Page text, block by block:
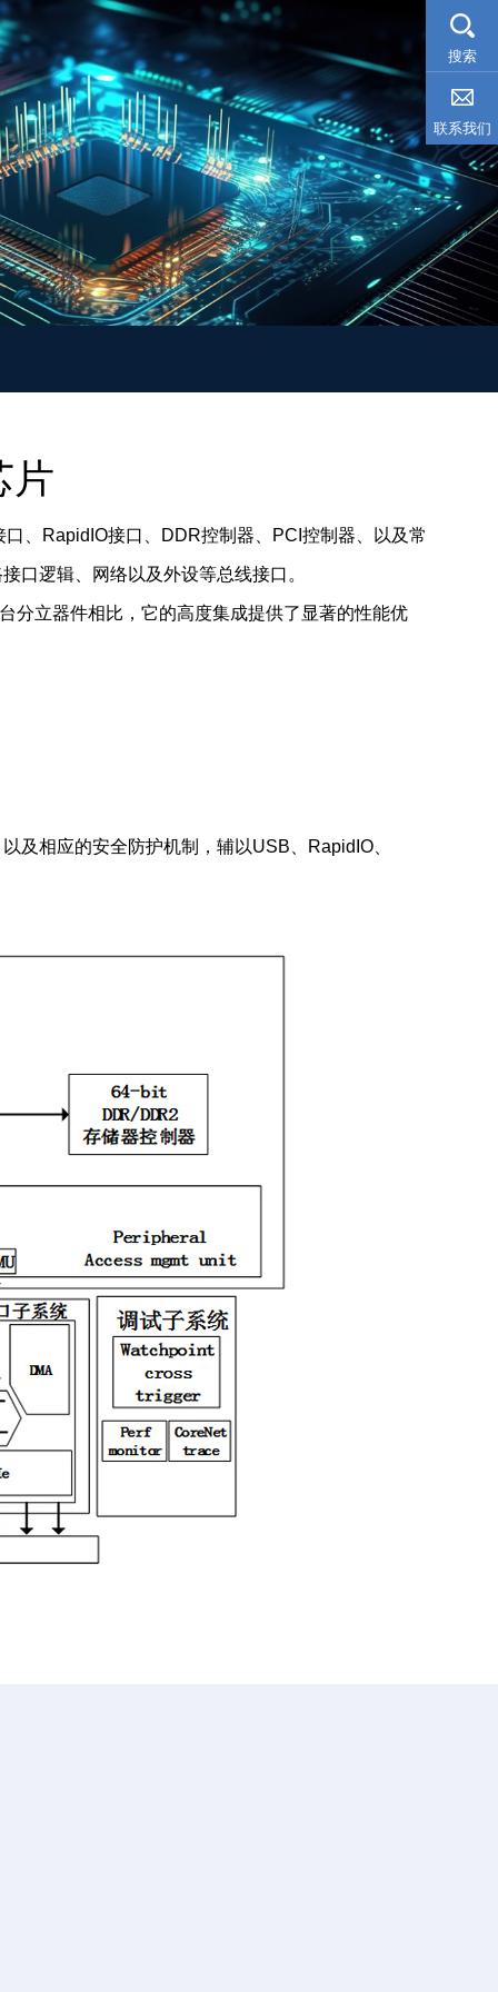
搜索
联系我们
片
、RapidIO接口、DDR控制器、PCI控制器、以及常
口逻辑、网络以及外设等总线接口。
分立器件相比，它的高度集成提供了显著的性能优
及相应的安全防护机制，辅以USB、RapidIO、